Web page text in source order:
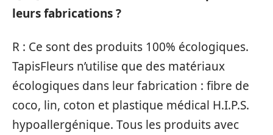
leurs fabrications ?
R : Ce sont des produits 100% écologiques.
TapisFleurs n’utilise que des matériaux
écologiques dans leur fabrication : fibre de
coco, lin, coton et plastique médical H.I.P.S.
hypoallergénique. Tous les produits avec